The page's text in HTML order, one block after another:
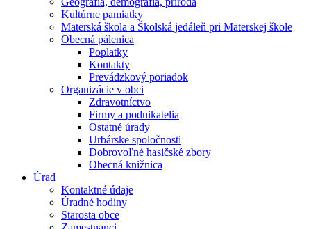
Kultúrne pamiatky
Materská škola a Školská jedáleň pri Materskej škole
Obecná pálenica
Poplatky
Kontakty
Prevádzkový poriadok
Organizácie v obci
Zdravotníctvo
Firmy a podnikatelia
Ostatné úrady
Urbárske spoločnosti
Dobrovoľné hasičské zbory
Obecná knižnica
Úrad
Kontaktné údaje
Úradné hodiny
Starosta obce